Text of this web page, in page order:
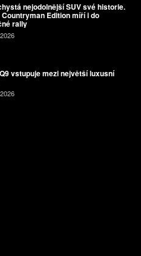
nejodolnější SUV své historie.
Edition míří i do
rally
vstupuje mezi největší luxusní